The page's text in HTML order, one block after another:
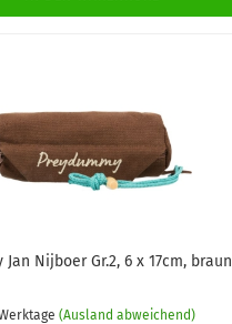
Nijboer Gr.2, 6 x 17cm, braun
(Ausland abweichend)